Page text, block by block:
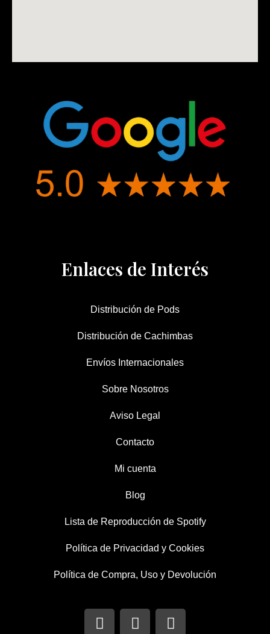
Enlaces de Interés
Distribución de Pods
Distribución de Cachimbas
Envíos Internacionales
Sobre Nosotros
Aviso Legal
Contacto
Mi cuenta
Blog
Lista de Reproducción de Spotify
Política de Privacidad y Cookies
Política de Compra, Uso y Devolución
I T F